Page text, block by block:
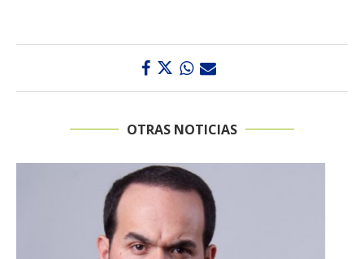
OTRAS NOTICIAS